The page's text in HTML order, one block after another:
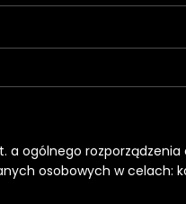
a ogólnego
osobowych w celach: